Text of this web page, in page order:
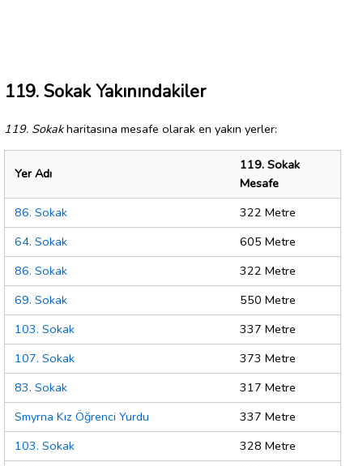
119. Sokak Yakınındakiler
119. Sokakharitasına mesafe olarak en yakın yerler:
Yer Adı
119. Sokak
Mesafe
86. Sokak
322 Metre
64. Sokak
605 Metre
86. Sokak
322 Metre
69. Sokak
550 Metre
103. Sokak
337 Metre
107. Sokak
373 Metre
83. Sokak
317 Metre
Smyrna Kız Öğrenci Yurdu
337 Metre
103. Sokak
328 Metre